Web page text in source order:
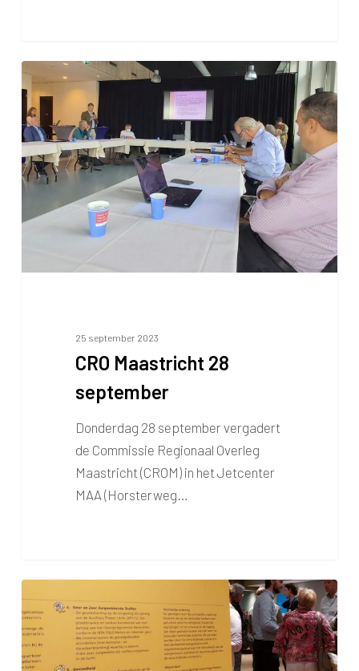
CRO
Maastricht
28
september
25 september 2023
CRO Maastricht 28
september
Donderdag 28 september vergadert
de Commissie Regionaal Overleg
Maastricht (CROM) in het Jetcenter
MAA (Horsterweg…
eerste
onderzoeksresultaten
m.e.r.-